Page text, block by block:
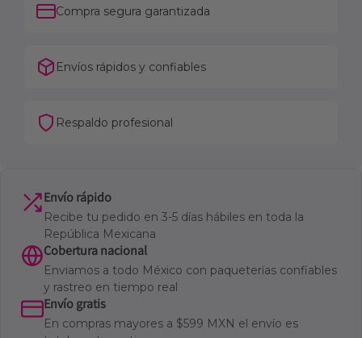
Compra segura garantizada
Envíos rápidos y confiables
Respaldo profesional
Envío rápido
Recibe tu pedido en 3-5 días hábiles en toda la
República Mexicana
Cobertura nacional
Enviamos a todo México con paqueterías confiables
y rastreo en tiempo real
Envío gratis
En compras mayores a $599 MXN el envío es